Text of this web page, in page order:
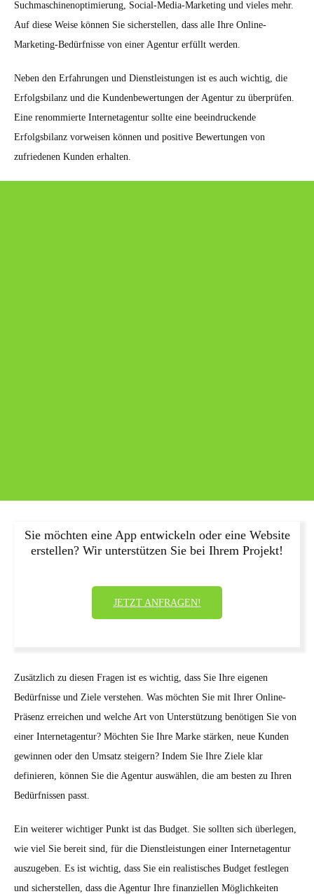
Suchmaschinenoptimierung, Social-Media-Marketing und vieles mehr.
Auf diese Weise können Sie sicherstellen, dass alle Ihre Online-
Marketing-Bedürfnisse von einer Agentur erfüllt werden.
Neben den Erfahrungen und Dienstleistungen ist es auch wichtig, die
Erfolgsbilanz und die Kundenbewertungen der Agentur zu überprüfen.
Eine renommierte Internetagentur sollte eine beeindruckende
Erfolgsbilanz vorweisen können und positive Bewertungen von
zufriedenen Kunden erhalten.
Sie möchten eine App entwickeln oder eine Website
erstellen? Wir unterstützen Sie bei Ihrem Projekt!
JETZT ANFRAGEN!
Zusätzlich zu diesen Fragen ist es wichtig, dass Sie Ihre eigenen
Bedürfnisse und Ziele verstehen. Was möchten Sie mit Ihrer Online-
Präsenz erreichen und welche Art von Unterstützung benötigen Sie von
einer Internetagentur? Möchten Sie Ihre Marke stärken, neue Kunden
gewinnen oder den Umsatz steigern? Indem Sie Ihre Ziele klar
definieren, können Sie die Agentur auswählen, die am besten zu Ihren
Bedürfnissen passt.
Ein weiterer wichtiger Punkt ist das Budget. Sie sollten sich überlegen,
wie viel Sie bereit sind, für die Dienstleistungen einer Internetagentur
auszugeben. Es ist wichtig, dass Sie ein realistisches Budget festlegen
und sicherstellen, dass die Agentur Ihre finanziellen Möglichkeiten